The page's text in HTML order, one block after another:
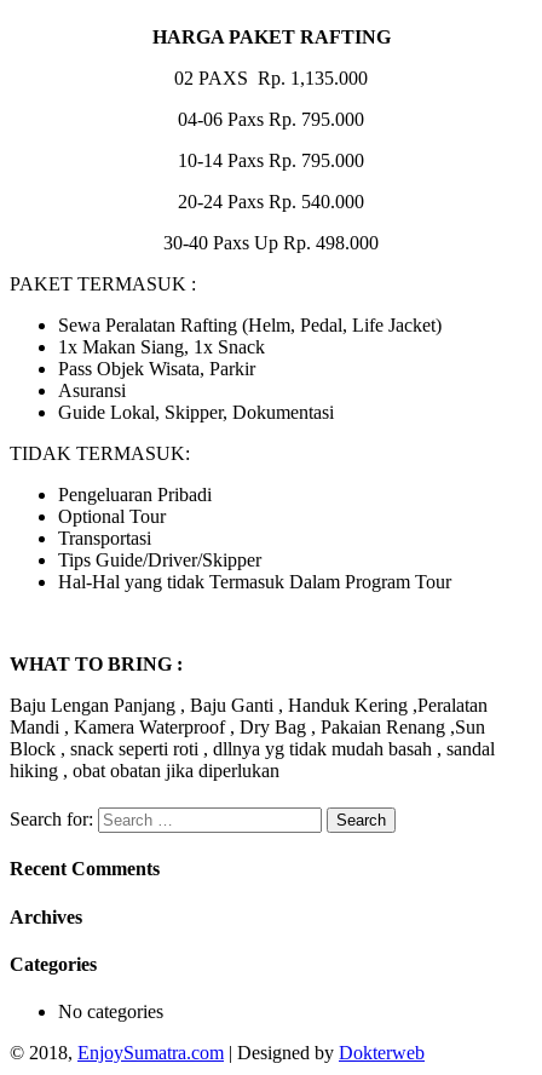
HARGA PAKET RAFTING
02 PAXS Rp. 1,135.000
04-06 Paxs Rp. 795.000
10-14 Paxs Rp. 795.000
20-24 Paxs Rp. 540.000
30-40 Paxs Up Rp. 498.000
PAKET TERMASUK :
Sewa Peralatan Rafting (Helm, Pedal, Life Jacket)
1x Makan Siang, 1x Snack
Pass Objek Wisata, Parkir
Asuransi
Guide Lokal, Skipper, Dokumentasi
TIDAK TERMASUK:
Pengeluaran Pribadi
Optional Tour
Transportasi
Tips Guide/Driver/Skipper
Hal-Hal yang tidak Termasuk Dalam Program Tour
WHAT TO BRING :
Baju Lengan Panjang , Baju Ganti , Handuk Kering ,Peralatan
Mandi , Kamera Waterproof , Dry Bag , Pakaian Renang ,Sun
Block , snack seperti roti , dllnya yg tidak mudah basah , sandal
hiking , obat obatan jika diperlukan
Search for:
Recent Comments
Archives
Categories
No categories
© 2018, EnjoySumatra.com | Designed by Dokterweb